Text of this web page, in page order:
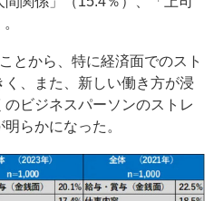
とから、特に経済面でのスト
、また、新しい働き方が浸
ビジネスパーソンのストレ
らかになった。